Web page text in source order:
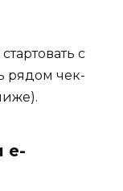
с
рядом чек-
e-